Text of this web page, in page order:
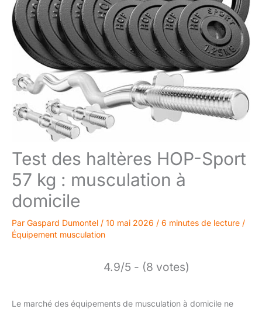
Test des haltères HOP-Sport
57 kg : musculation à
domicile
Par Gaspard Dumontel / 10 mai 2026 / 6 minutes de lecture /
Équipement musculation
4.9/5 - (8 votes)
Le marché des équipements de musculation à domicile ne